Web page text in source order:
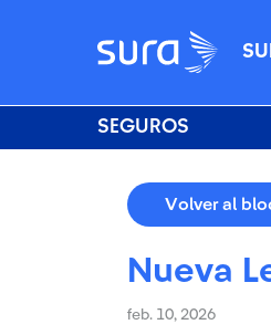
SEGUROS
Volver al
Nueva
feb. 10, 2026